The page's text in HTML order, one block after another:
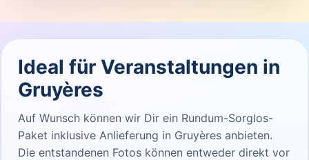
Ideal für Veranstaltungen in
Gruyères
Auf Wunsch können wir Dir ein Rundum-Sorglos-
Paket inklusive Anlieferung in Gruyères anbieten.
Die entstandenen Fotos können entweder direkt vor